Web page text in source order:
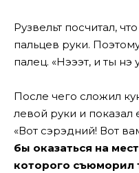
Рузвельт посчитал,
пальцев руки.
палец. «Нэээт, и ты нэ
После чего сложил
левой руки и показал
«Вот сэрэдний! Вот
бы оказаться на
которого съюморил